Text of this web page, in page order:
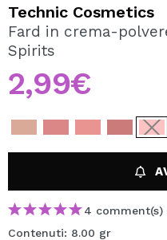
Creando un account su
acquisti velocemente,
CREARE
Technic Cosmetics
Fard in crema-
Spirits
2,99€
4 comment(s)
Contenuti: 8.00 gr